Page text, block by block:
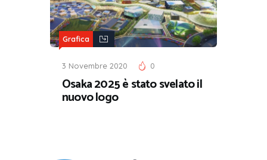
Grafica
3 Novembre 2020 0
Osaka 2025 è stato svelato il
nuovo logo